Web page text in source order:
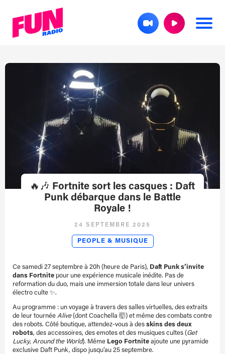
🔥🎶 Fortnite sort les casques : Daft
Punk débarque dans le Battle
Royale !
24 SEPTEMBRE 2025
PEOPLE & MUSIQUE
Ce samedi 27 septembre à 20h (heure de Paris), Daft Punk s’invite
dans Fortnite pour une expérience musicale inédite. Pas de
reformation du duo, mais une immersion totale dans leur univers
électro culte ✨.
Au programme : un voyage à travers des salles virtuelles, des extraits
de leur tournée Alive(dont Coachella 🤯) et même des combats contre
des robots. Côté boutique, attendez-vous à des skins des deux
robots, des accessoires, des emotes et des musiques cultes (Get
Lucky, Around the World). Même Lego Fortnite ajoute une pyramide
exclusive Daft Punk, dispo jusqu’au 25 septembre.